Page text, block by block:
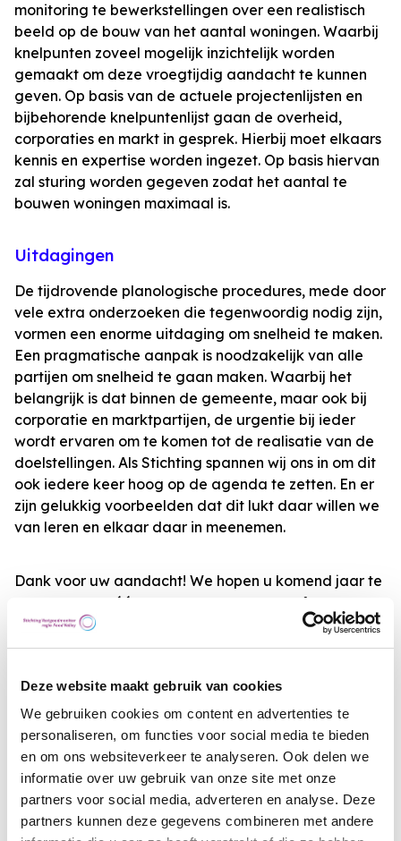
Deze website maakt gebruik van cookies
We gebruiken cookies om content en advertenties te
personaliseren, om functies voor social media te bieden
en om ons websiteverkeer te analyseren. Ook delen we
informatie over uw gebruik van onze site met onze
partners voor social media, adverteren en analyse. Deze
partners kunnen deze gegevens combineren met andere
monitoring te bewerkstellingen over een realistisch
beeld op de bouw van het aantal woningen. Waarbij
knelpunten zoveel mogelijk inzichtelijk worden
gemaakt om deze vroegtijdig aandacht te kunnen
geven. Op basis van de actuele projectenlijsten en
bijbehorende knelpuntenlijst gaan de overheid,
corporaties en markt in gesprek. Hierbij moet elkaars
kennis en expertise worden ingezet. Op basis hiervan
zal sturing worden gegeven zodat het aantal te
bouwen woningen maximaal is.
Uitdagingen
De tijdrovende planologische procedures, mede door
vele extra onderzoeken die tegenwoordig nodig zijn,
vormen een enorme uitdaging om snelheid te maken.
Een pragmatische aanpak is noodzakelijk van alle
partijen om snelheid te gaan maken. Waarbij het
belangrijk is dat binnen de gemeente, maar ook bij
corporatie en marktpartijen, de urgentie bij ieder
wordt ervaren om te komen tot de realisatie van de
doelstellingen. Als Stichting spannen wij ons in om dit
ook iedere keer hoog op de agenda te zetten. En er
zijn gelukkig voorbeelden dat dit lukt daar willen we
van leren en elkaar daar in meenemen.
Dank voor uw aandacht! We hopen u komend jaar te
ontmoeten op één van onze congressen of
bijeenkomsten.
Bestuurslid Stichting Vastgoed Monitor FoodValley
Blijf de ontwikkelingen volgen op onze website!
#regiofoodvalley #woningmarkt #vastgoed #wonen
#woonagenda